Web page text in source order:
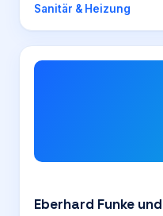
Sanitär & Heizung
Eberhard Funke